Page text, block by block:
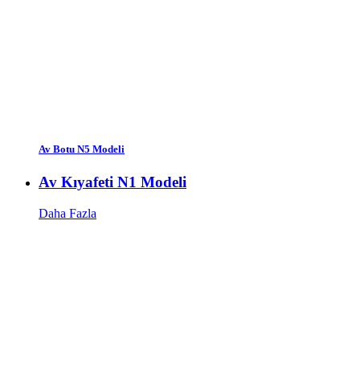
Av Botu N5 Modeli
Av Kıyafeti N1 Modeli
Daha Fazla